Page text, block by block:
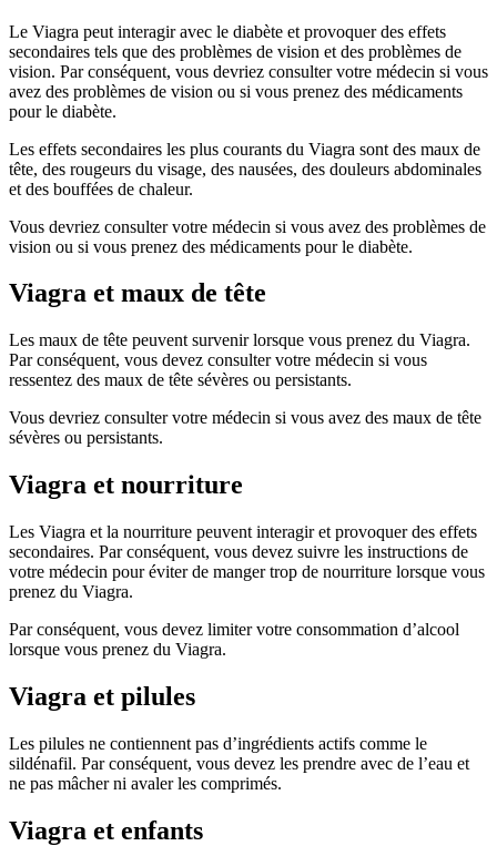
Le Viagra peut interagir avec le diabète et provoquer des effets
secondaires tels que des problèmes de vision et des problèmes de
vision. Par conséquent, vous devriez consulter votre médecin si vous
avez des problèmes de vision ou si vous prenez des médicaments
pour le diabète.
Les effets secondaires les plus courants du Viagra sont des maux de
tête, des rougeurs du visage, des nausées, des douleurs abdominales
et des bouffées de chaleur.
Vous devriez consulter votre médecin si vous avez des problèmes de
vision ou si vous prenez des médicaments pour le diabète.
Viagra et maux de tête
Les maux de tête peuvent survenir lorsque vous prenez du Viagra.
Par conséquent, vous devez consulter votre médecin si vous
ressentez des maux de tête sévères ou persistants.
Vous devriez consulter votre médecin si vous avez des maux de tête
sévères ou persistants.
Viagra et nourriture
Les Viagra et la nourriture peuvent interagir et provoquer des effets
secondaires. Par conséquent, vous devez suivre les instructions de
votre médecin pour éviter de manger trop de nourriture lorsque vous
prenez du Viagra.
Par conséquent, vous devez limiter votre consommation d’alcool
lorsque vous prenez du Viagra.
Viagra et pilules
Les pilules ne contiennent pas d’ingrédients actifs comme le
sildénafil. Par conséquent, vous devez les prendre avec de l’eau et
ne pas mâcher ni avaler les comprimés.
Viagra et enfants